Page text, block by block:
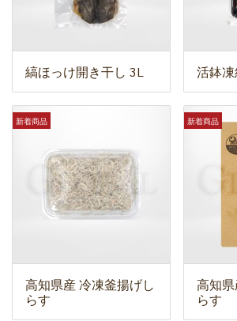
縞ほっけ開き干し 3L 活鉢
新着商品
高知県産 冷凍釜揚げし
らす
新着商品
高知
らす